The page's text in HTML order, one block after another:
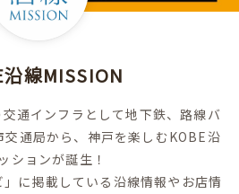
沿線MISSION
通インフラとして地下鉄、路線バ
通局から、神戸を楽しむKOBE沿
ションが誕生！
」に掲載している沿線情報やお店情